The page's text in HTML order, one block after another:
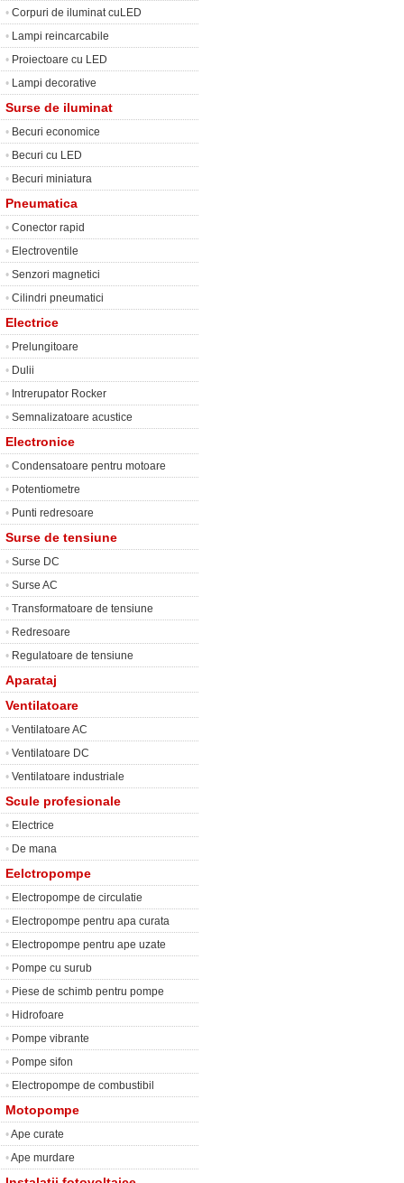
• Corpuri de iluminat cuLED
• Lampi reincarcabile
• Proiectoare cu LED
• Lampi decorative
Surse de iluminat
• Becuri economice
• Becuri cu LED
• Becuri miniatura
Pneumatica
• Conector rapid
• Electroventile
• Senzori magnetici
• Cilindri pneumatici
Electrice
• Prelungitoare
• Dulii
• Intrerupator Rocker
• Semnalizatoare acustice
Electronice
• Condensatoare pentru motoare
• Potentiometre
• Punti redresoare
Surse de tensiune
• Surse DC
• Surse AC
• Transformatoare de tensiune
• Redresoare
• Regulatoare de tensiune
Aparataj
Ventilatoare
• Ventilatoare AC
• Ventilatoare DC
• Ventilatoare industriale
Scule profesionale
• Electrice
• De mana
Eelctropompe
• Electropompe de circulatie
• Electropompe pentru apa curata
• Electropompe pentru ape uzate
• Pompe cu surub
• Piese de schimb pentru pompe
• Hidrofoare
• Pompe vibrante
• Pompe sifon
• Electropompe de combustibil
Motopompe
•Ape curate
•Ape murdare